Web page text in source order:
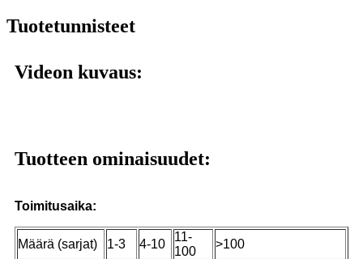
Tuotetunnisteet
Videon kuvaus:
Tuotteen ominaisuudet:
Toimitusaika:
Määrä (sarjat) 1-3 4-10
11-
100
>100